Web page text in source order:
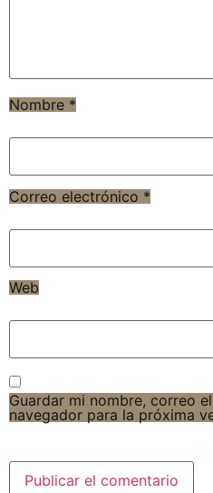
Nombre *
Correo electrónico *
Web
Guardar mi nombre, correo
navegador para la próxima